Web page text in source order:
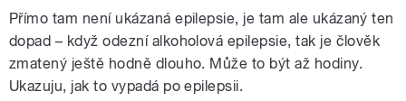
Přímo tam není ukázaná epilepsie, je tam ale ukázaný ten
dopad – když odezní alkoholová epilepsie, tak je člověk
zmatený ještě hodně dlouho. Může to být až hodiny.
Ukazuju, jak to vypadá po epilepsii.